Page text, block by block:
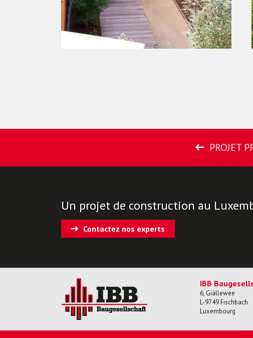
PROJET
Un projet de construction au
Contactez nos experts
IBB
6, Giällewee
L-9749Fischbach
Luxembourg